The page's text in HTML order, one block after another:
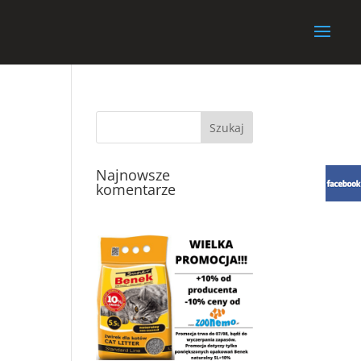
Najnowsze
komentarze